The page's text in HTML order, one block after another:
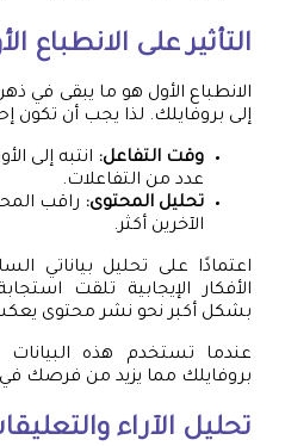
التأثير على الانطباع
الانطباع الأول هو ما يبقى في
إلى بروفايلك. لذا يجب أن تكون
وقت التفاعل: انتبه إلى
عدد من التفاعلات.
تحليل المحتوى: راقب
الآخرين أكثر.
اعتمادًا على تحليل بياناتي
الأفكار الإيجابية تلقت
بشكل أكبر نحو نشر محتوى يعكس
عندما تستخدم هذه البيانات
بروفايلك مما يزيد من فرصك في
تحليل الآراء